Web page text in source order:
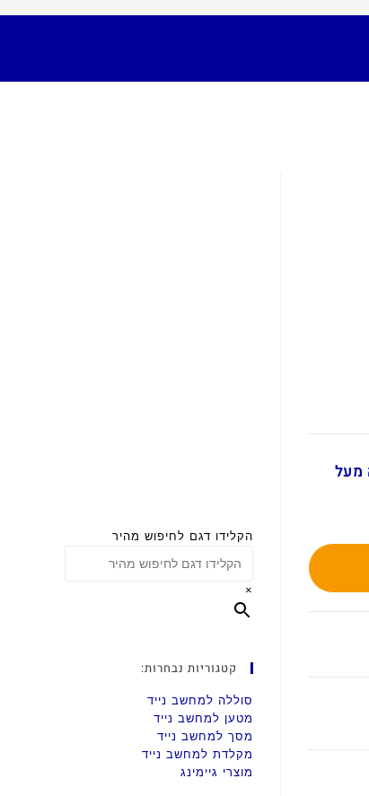
מעל
הקלידו דגם לחיפוש מהיר
×
קטגוריות נבחרות:
סוללה למחשב נייד
מטען למחשב נייד
מסך למחשב נייד
מקלדת למחשב נייד
מוצרי גיימינג